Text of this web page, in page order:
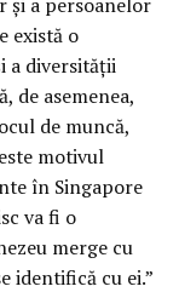
există o
a diversității
de asemenea,
de muncă,
motivul
în Singapore
va fi o
merge cu
identifică cu ei.”